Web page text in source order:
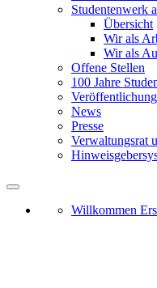
Studentenwerk
Übersicht
Wir als
Wir als
Offene Stellen
100 Jahre
News
Presse
Verwaltungsrat
Willkommen